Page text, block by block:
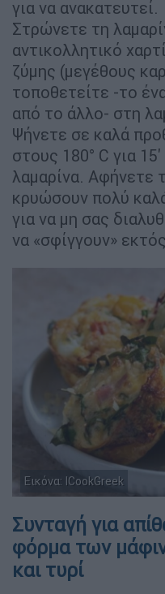
για να ανακατευτεί.
Στρώνετε τη
αντικολλητικό
ζύμης (μεγέθους
τοποθετείτε -το
από το άλλο- στη
Ψήνετε σε καλά
στους 180° C για
λαμαρίνα. Αφήνετε
κρυώσουν πολύ
για να μη σας
να «σφίγγουν»
Εικόνα: ICookGreek
Συνταγή για
φόρμα των
και τυρί